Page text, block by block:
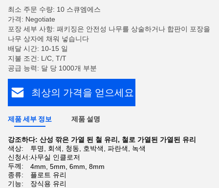
최소 주문 수량: 10 스큐엠에스
가격: Negotiate
포장 세부 사항: 패키징은 안전성 나무를 상술하거나 합판이 포장을
나무 상자에 채워 넣습니다
배달 시간: 10-15 일
지불 조건: L/C, T/T
공급 능력: 달 당 1000개 부분
최상의 가격을 얻으세요
제품 세부 정보 제품 설명
강조하다: 산성 깎은 가열 된 철 유리 , 철로 가열된 가열된 유리
색상:
투명, 회색, 청동, 호박색, 파란색, 녹색
신청서:사무실 인클로저
두께:
4mm, 5mm, 6mm, 8mm
종류:
플로트 유리
기능:
장식용 유리